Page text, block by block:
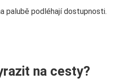
palubě podléhají dostupnosti.
na cesty?